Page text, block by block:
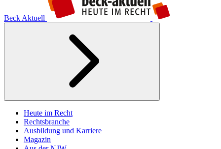
Beck Aktuell
Heute im Recht
Rechtsbranche
Ausbildung und Karriere
Magazin